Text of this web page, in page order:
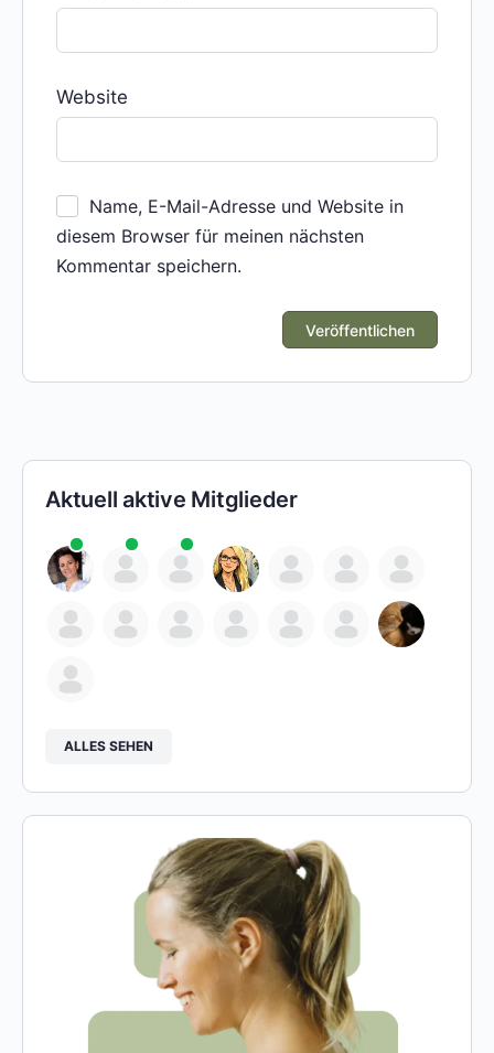
Website
Name, E-Mail-Adresse und Website in
diesem Browser für meinen nächsten
Kommentar speichern.
Aktuell aktive Mitglieder
ALLES SEHEN